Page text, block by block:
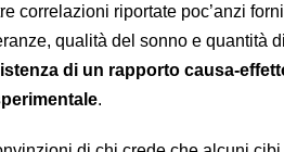
correlazioni riportate poc’anzi
qualità del sonno e quantità
di un rapporto causa-
.